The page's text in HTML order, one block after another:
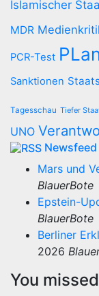
Islamischer
MDR
PCR-Test
Sanktionen
Tagesschau Tiefer
UNO
Newsfeed
Mars und
BlauerBote
Epstein-
BlauerBote
Berliner
2026
You missed